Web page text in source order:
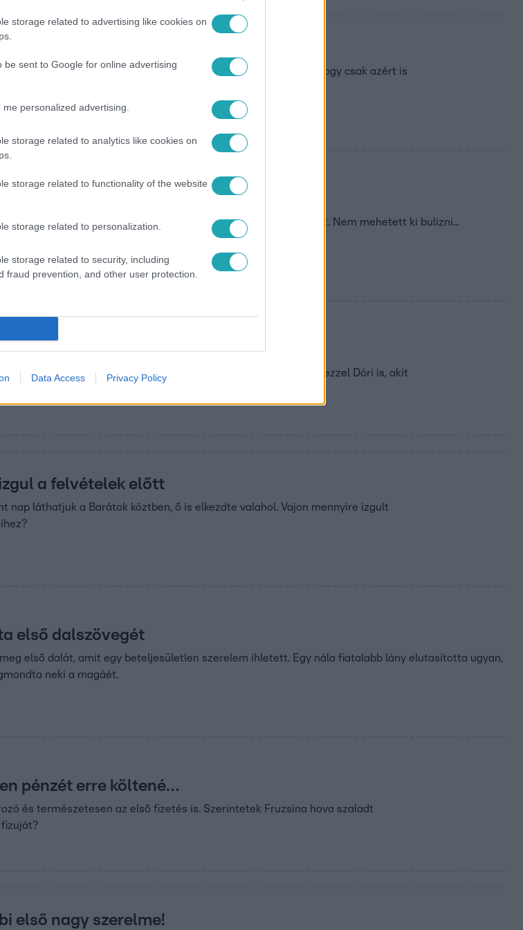
storage related to advertising like cookies on
be sent to Google for online advertising
personalized advertising.
storage related to analytics like cookies on
storage related to functionality of the website
storage related to personalization.
storage related to security, including
fraud prevention, and other user protection.
Data Access Privacy Policy
Egészen az óvodáig szaladt vissza: kitalálta kicsiként, hogy csak azért is
Meg is tette!
Rozina élete első fesztiváljára!
igazi fesztiválozásra, egy gond volt csupán: anyukája közbeszólt. Nem mehetett ki bulizni...
meg lánya első állását
ízlelje meg a munkát, akkor nincs más választás. Így volt ezzel Dóri is, akit
a felvételek előtt
nap láthatjuk a Barátok köztben, ő is elkezdte valahol. Vajon mennyire izgult
első dalszövegét
első dalát, amit egy beteljesületlen szerelem ihletett. Egy nála fiatalabb lány elutasította ugyan,
neki a magáét.
pénzét erre költené…
és természetesen az első fizetés is. Szerintetek Fruzsina hova szaladt
fizuját?
első nagy szerelme!